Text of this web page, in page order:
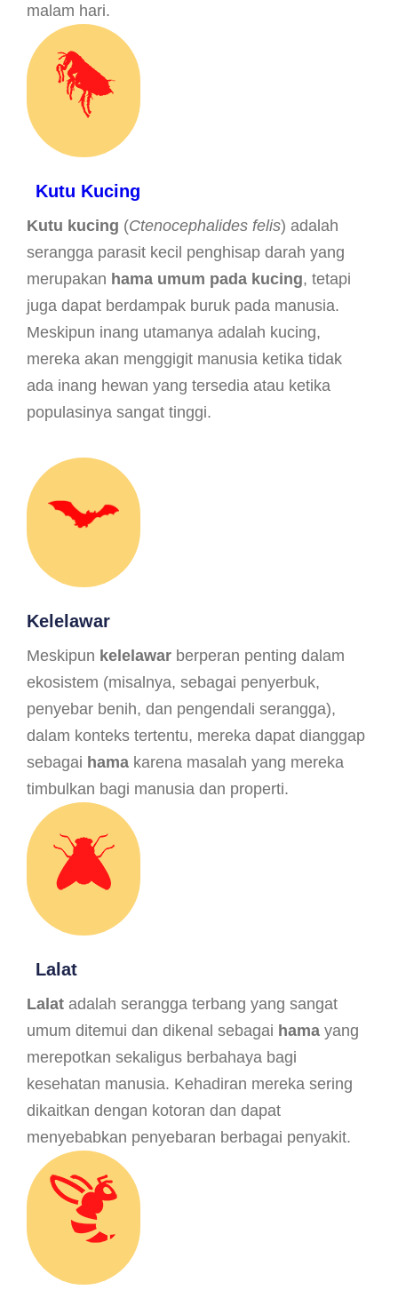
malam hari.
Kutu Kucing
Kutu kucing (Ctenocephalides felis) adalah
serangga parasit kecil penghisap darah yang
merupakan hama umum pada kucing, tetapi
juga dapat berdampak buruk pada manusia.
Meskipun inang utamanya adalah kucing,
mereka akan menggigit manusia ketika tidak
ada inang hewan yang tersedia atau ketika
populasinya sangat tinggi.
Kelelawar
Meskipun kelelawar berperan penting dalam
ekosistem (misalnya, sebagai penyerbuk,
penyebar benih, dan pengendali serangga),
dalam konteks tertentu, mereka dapat dianggap
sebagai hama karena masalah yang mereka
timbulkan bagi manusia dan properti.
Lalat
Lalat adalah serangga terbang yang sangat
umum ditemui dan dikenal sebagai hama yang
merepotkan sekaligus berbahaya bagi
kesehatan manusia. Kehadiran mereka sering
dikaitkan dengan kotoran dan dapat
menyebabkan penyebaran berbagai penyakit.